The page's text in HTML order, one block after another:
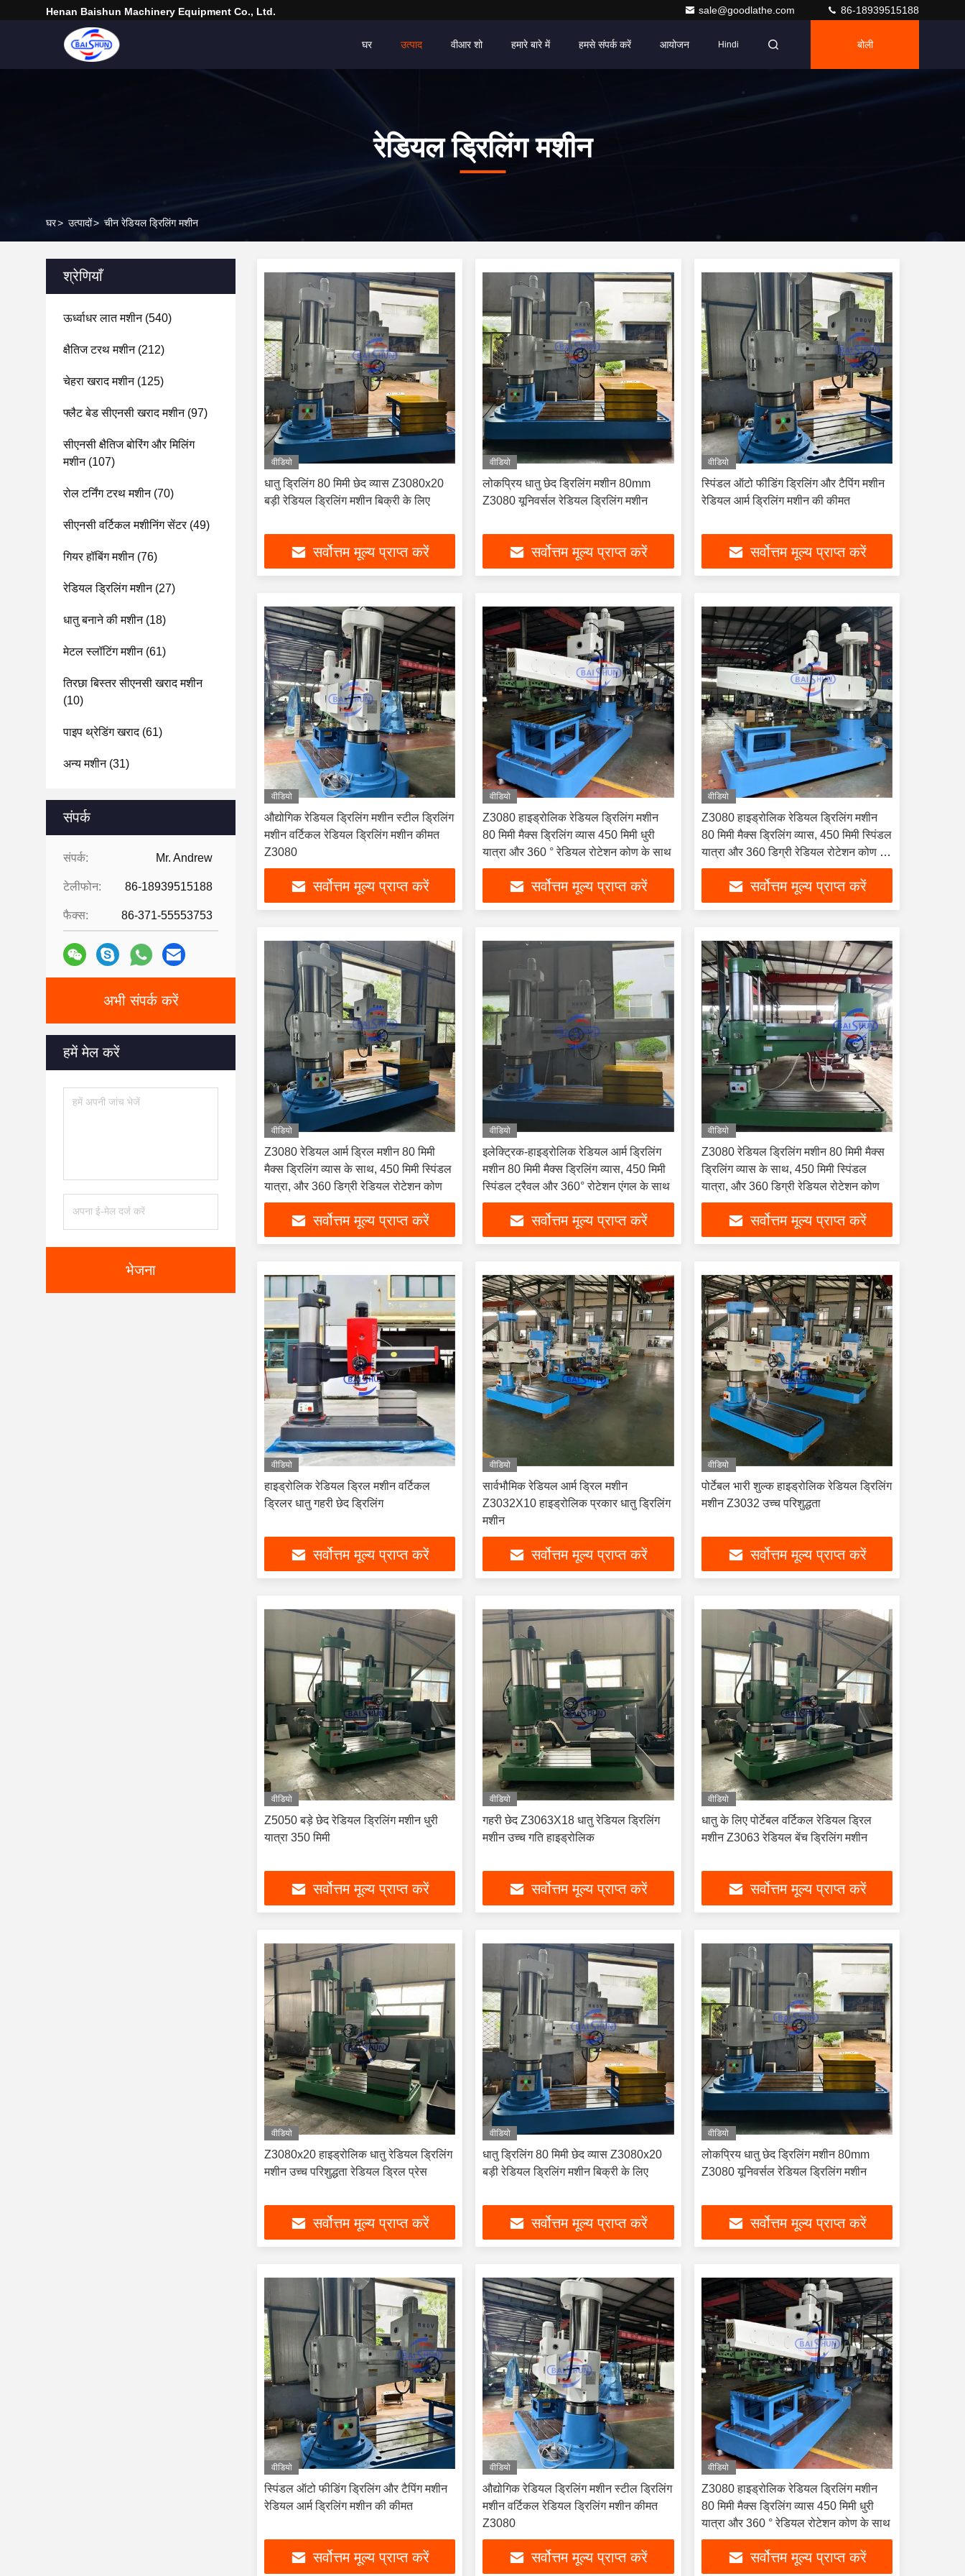
Henan Baishun Machinery Equipment Co., Ltd. sale@goodlathe.com 86-18939515188
घर उत्पाद वीआर शो हमारे बारे में हमसे संपर्क करें आयोजन Hindi बोली
रेडियल ड्रिलिंग मशीन
घर> उत्पादों> चीन रेडियल ड्रिलिंग मशीन
श्रेणियाँ
ऊर्ध्वाधर लात मशीन(540)
क्षैतिज टरथ मशीन(212)
चेहरा खराद मशीन(125)
फ्लैट बेड सीएनसी खराद मशीन(97)
सीएनसी क्षैतिज बोरिंग और मिलिंग
मशीन(107)
रोल टर्निंग टरथ मशीन(70)
सीएनसी वर्टिकल मशीनिंग सेंटर(49)
गियर हॉबिंग मशीन(76)
रेडियल ड्रिलिंग मशीन(27)
धातु बनाने की मशीन(18)
मेटल स्लॉटिंग मशीन(61)
तिरछा बिस्तर सीएनसी खराद मशीन
(10)
पाइप थ्रेडिंग खराद(61)
अन्य मशीन(31)
संपर्क
संपर्क: Mr. Andrew
टेलीफोन: 86-18939515188
फैक्स: 86-371-55553753
अभी संपर्क करें
हमें मेल करें
भेजना
वीडियो
धातु ड्रिलिंग 80 मिमी छेद व्यास Z3080x20
बड़ी रेडियल ड्रिलिंग मशीन बिक्री के लिए
सर्वोत्तम मूल्य प्राप्त करें
वीडियो
लोकप्रिय धातु छेद ड्रिलिंग मशीन 80mm
Z3080 यूनिवर्सल रेडियल ड्रिलिंग मशीन
सर्वोत्तम मूल्य प्राप्त करें
वीडियो
स्पिंडल ऑटो फीडिंग ड्रिलिंग और टैपिंग मशीन
रेडियल आर्म ड्रिलिंग मशीन की कीमत
सर्वोत्तम मूल्य प्राप्त करें
वीडियो
औद्योगिक रेडियल ड्रिलिंग मशीन स्टील ड्रिलिंग
मशीन वर्टिकल रेडियल ड्रिलिंग मशीन कीमत
Z3080
सर्वोत्तम मूल्य प्राप्त करें
वीडियो
Z3080 हाइड्रोलिक रेडियल ड्रिलिंग मशीन
80 मिमी मैक्स ड्रिलिंग व्यास 450 मिमी धुरी
यात्रा और 360 ° रेडियल रोटेशन कोण के साथ
सर्वोत्तम मूल्य प्राप्त करें
वीडियो
Z3080 हाइड्रोलिक रेडियल ड्रिलिंग मशीन
80 मिमी मैक्स ड्रिलिंग व्यास, 450 मिमी स्पिंडल
यात्रा और 360 डिग्री रेडियल रोटेशन कोण के
साथ
सर्वोत्तम मूल्य प्राप्त करें
वीडियो
Z3080 रेडियल आर्म ड्रिल मशीन 80 मिमी
मैक्स ड्रिलिंग व्यास के साथ, 450 मिमी स्पिंडल
यात्रा, और 360 डिग्री रेडियल रोटेशन कोण
सर्वोत्तम मूल्य प्राप्त करें
वीडियो
इलेक्ट्रिक-हाइड्रोलिक रेडियल आर्म ड्रिलिंग
मशीन 80 मिमी मैक्स ड्रिलिंग व्यास, 450 मिमी
स्पिंडल ट्रैवल और 360° रोटेशन एंगल के साथ
सर्वोत्तम मूल्य प्राप्त करें
वीडियो
Z3080 रेडियल ड्रिलिंग मशीन 80 मिमी मैक्स
ड्रिलिंग व्यास के साथ, 450 मिमी स्पिंडल
यात्रा, और 360 डिग्री रेडियल रोटेशन कोण
सर्वोत्तम मूल्य प्राप्त करें
वीडियो
हाइड्रोलिक रेडियल ड्रिल मशीन वर्टिकल
ड्रिलर धातु गहरी छेद ड्रिलिंग
सर्वोत्तम मूल्य प्राप्त करें
वीडियो
सार्वभौमिक रेडियल आर्म ड्रिल मशीन
Z3032X10 हाइड्रोलिक प्रकार धातु ड्रिलिंग
मशीन
सर्वोत्तम मूल्य प्राप्त करें
वीडियो
पोर्टेबल भारी शुल्क हाइड्रोलिक रेडियल ड्रिलिंग
मशीन Z3032 उच्च परिशुद्धता
सर्वोत्तम मूल्य प्राप्त करें
वीडियो
Z5050 बड़े छेद रेडियल ड्रिलिंग मशीन धुरी
यात्रा 350 मिमी
सर्वोत्तम मूल्य प्राप्त करें
वीडियो
गहरी छेद Z3063X18 धातु रेडियल ड्रिलिंग
मशीन उच्च गति हाइड्रोलिक
सर्वोत्तम मूल्य प्राप्त करें
वीडियो
धातु के लिए पोर्टेबल वर्टिकल रेडियल ड्रिल
मशीन Z3063 रेडियल बेंच ड्रिलिंग मशीन
सर्वोत्तम मूल्य प्राप्त करें
वीडियो
Z3080x20 हाइड्रोलिक धातु रेडियल ड्रिलिंग
मशीन उच्च परिशुद्धता रेडियल ड्रिल प्रेस
सर्वोत्तम मूल्य प्राप्त करें
वीडियो
धातु ड्रिलिंग 80 मिमी छेद व्यास Z3080x20
बड़ी रेडियल ड्रिलिंग मशीन बिक्री के लिए
सर्वोत्तम मूल्य प्राप्त करें
वीडियो
लोकप्रिय धातु छेद ड्रिलिंग मशीन 80mm
Z3080 यूनिवर्सल रेडियल ड्रिलिंग मशीन
सर्वोत्तम मूल्य प्राप्त करें
वीडियो
स्पिंडल ऑटो फीडिंग ड्रिलिंग और टैपिंग मशीन
रेडियल आर्म ड्रिलिंग मशीन की कीमत
सर्वोत्तम मूल्य प्राप्त करें
वीडियो
औद्योगिक रेडियल ड्रिलिंग मशीन स्टील ड्रिलिंग
मशीन वर्टिकल रेडियल ड्रिलिंग मशीन कीमत
Z3080
सर्वोत्तम मूल्य प्राप्त करें
वीडियो
Z3080 हाइड्रोलिक रेडियल ड्रिलिंग मशीन
80 मिमी मैक्स ड्रिलिंग व्यास 450 मिमी धुरी
यात्रा और 360 ° रेडियल रोटेशन कोण के साथ
सर्वोत्तम मूल्य प्राप्त करें